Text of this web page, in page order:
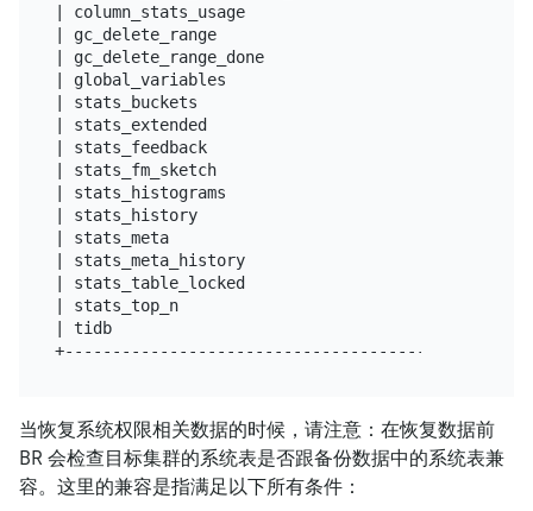
| column_stats_usage
| gc_delete_range
| gc_delete_range_done
| global_variables
| stats_buckets
| stats_extended
| stats_feedback
| stats_fm_sketch
| stats_histograms
| stats_history
| stats_meta
| stats_meta_history
| stats_table_locked
| stats_top_n
| tidb
当恢复系统权限相关数据的时候，请注意：在恢复数据前
BR 会检查目标集群的系统表是否跟备份数据中的系统表兼
容。这里的兼容是指满足以下所有条件：